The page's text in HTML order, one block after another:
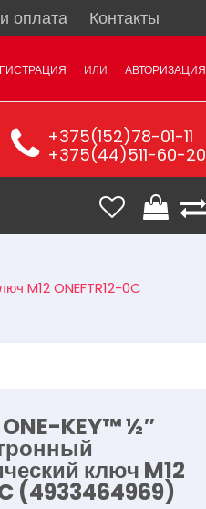
оплата Контакты
ИЛИ АВТОРИЗАЦИЯ
+375(152)78-01-11
+375(44)511-60-20
M12 ONEFTR12-0C
ONE-KEY™ ½″
ключ M12
(4933464969)